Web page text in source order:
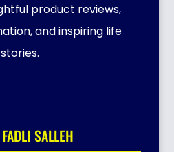
product reviews,
and inspiring life
stories.
SALLEH